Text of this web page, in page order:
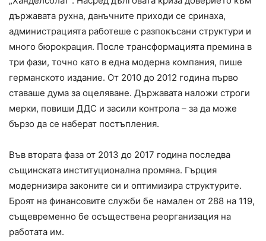
държавата рухна, данъчните приходи се сринаха,
администрацията работеше с разпокъсани структури и
много бюрокрация. После трансформацията премина в
три фази, точно като в една модерна компания, пише
германското издание. От 2010 до 2012 година първо
ставаше дума за оцеляване. Държавата наложи строги
мерки, повиши ДДС и засили контрола – за да може
бързо да се наберат постъпления.
Във втората фаза от 2013 до 2017 година последва
същинската институционална промяна. Гърция
модернизира законите си и оптимизира структурите.
Броят на финансовите служби бе намален от 288 на 119,
същевременно бе осъществена реорганизация на
работата им.